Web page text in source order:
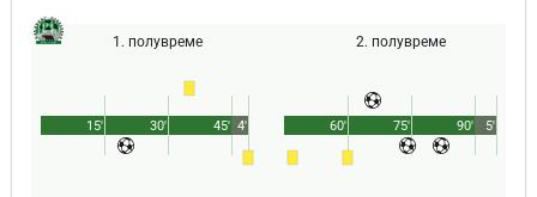
1. полувреме
45'
15' 30' 4'
2. полувреме
90'
60' 75' 5'